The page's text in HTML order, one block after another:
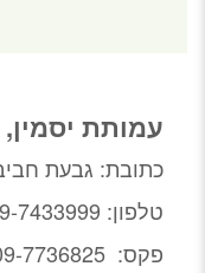
עמותת
כתובת: גבעת חביבה,
טלפון: 09-7433999
פקס: 09-7736825